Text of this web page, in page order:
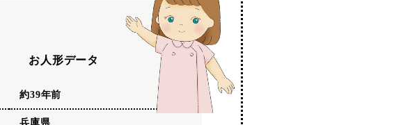
お人形データ
約39年前
兵庫県